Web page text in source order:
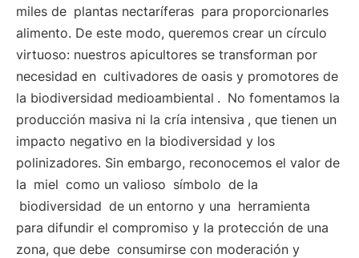
miles de plantas nectaríferas para proporcionarles
alimento. De este modo, queremos crear un círculo
virtuoso: nuestros apicultores se transforman por
necesidad en cultivadores de oasis y promotores de
la biodiversidad medioambiental . No fomentamos la
producción masiva ni la cría intensiva , que tienen un
impacto negativo en la biodiversidad y los
polinizadores. Sin embargo, reconocemos el valor de
la miel como un valioso símbolo de la
biodiversidad de un entorno y una herramienta
para difundir el compromiso y la protección de una
zona, que debe consumirse con moderación y